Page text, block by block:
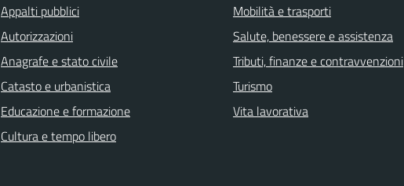
Appalti pubblici
Autorizzazioni
Anagrafe e stato civile
Catasto e urbanistica
Educazione e formazione
Cultura e tempo libero
Mobilità e trasporti
Salute, benessere e assistenza
Tributi, finanze e contravvenzioni
Turismo
Vita lavorativa